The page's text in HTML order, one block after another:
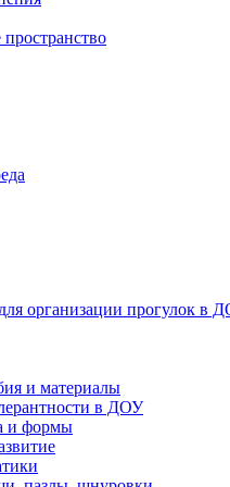
организации прогулок в
и материалы
в ДОУ
и формы